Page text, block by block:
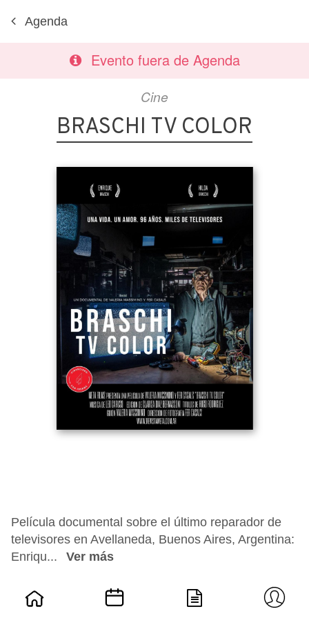
Agenda
Evento fuera de Agenda
Cine
BRASCHI TV COLOR
Película documental sobre el último reparador de
televisores en Avellaneda, Buenos Aires, Argentina:
Enriqu...
Ver más